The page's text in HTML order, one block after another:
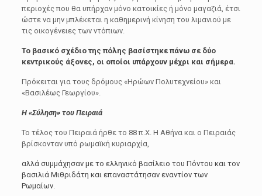
περιοχές που θα υπήρχαν μόνο κατοικίες ή μόνο μαγαζιά, έτσι
ώστε να μην μπλέκεται η καθημερινή κίνηση του λιμανιού με
τις οικογένειες των ντόπιων.
Το βασικό σχέδιο της πόλης βασίστηκε πάνω σε δύο
κεντρικούς άξονες, οι οποίοι υπάρχουν μέχρι και σήμερα.
Πρόκειται για τους δρόμους «Ηρώων Πολυτεχνείου» και
«Βασιλέως Γεωργίου».
Η «Σύληση» του Πειραιά
Το τέλος του Πειραιά ήρθε το 88 π.Χ. Η Αθήνα και ο Πειραιάς
βρίσκονταν υπό ρωμαϊκή κυριαρχία,
αλλά συμμάχησαν με το ελληνικό βασίλειο του Πόντου και τον
βασιλιά Μιθριδάτη και επαναστάτησαν εναντίον των
Ρωμαίων.